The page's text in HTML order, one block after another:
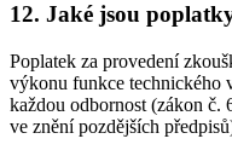
12. Jaké jsou
Poplatek za provedení
výkonu funkce technického
každou odbornost (zákon č.
ve znění pozdějších